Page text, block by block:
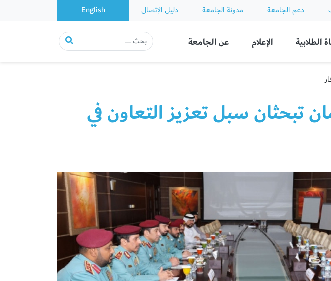
دعم الجامعة مدونة الجامعة دليل الإتصال English
الطلابية الإعلام عن الجامعة
تبحثان سبل تعزيز التعاون في